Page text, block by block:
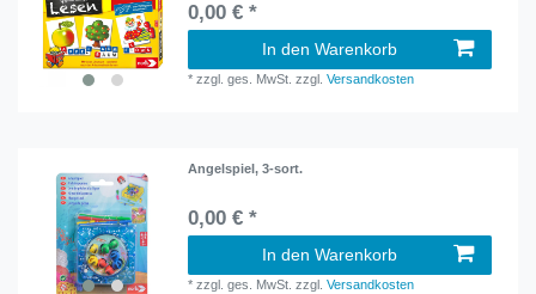
0,00 € *
In den Warenkorb
*zzgl. ges. MwSt. zzgl.Versandkosten
Angelspiel, 3-sort.
0,00 € *
In den Warenkorb
*zzgl. ges. MwSt. zzgl.Versandkosten